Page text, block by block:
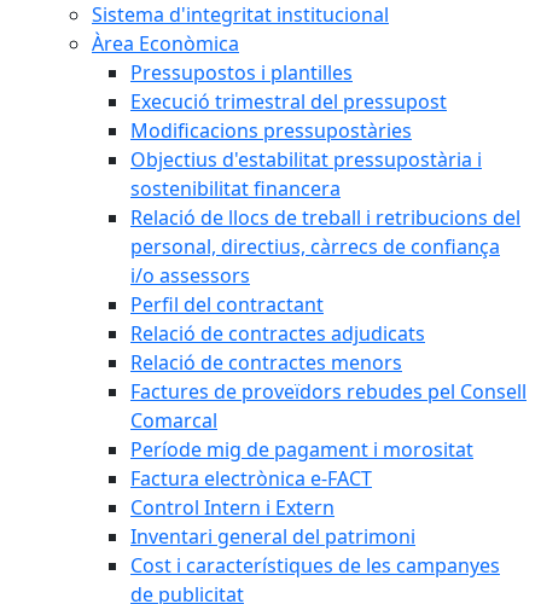
Sistema d'integritat institucional
Àrea Econòmica
Pressupostos i plantilles
Execució trimestral del pressupost
Modificacions pressupostàries
Objectius d'estabilitat pressupostària i
sostenibilitat financera
Relació de llocs de treball i retribucions del
personal, directius, càrrecs de confiança
i/o assessors
Perfil del contractant
Relació de contractes adjudicats
Relació de contractes menors
Factures de proveïdors rebudes pel Consell
Comarcal
Període mig de pagament i morositat
Factura electrònica e-FACT
Control Intern i Extern
Inventari general del patrimoni
Cost i característiques de les campanyes
de publicitat